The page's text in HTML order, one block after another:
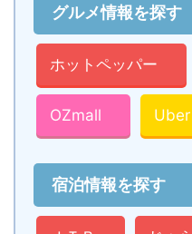
グルメ情報を探す
ホットペッパー
OZmall
宿泊情報を探す